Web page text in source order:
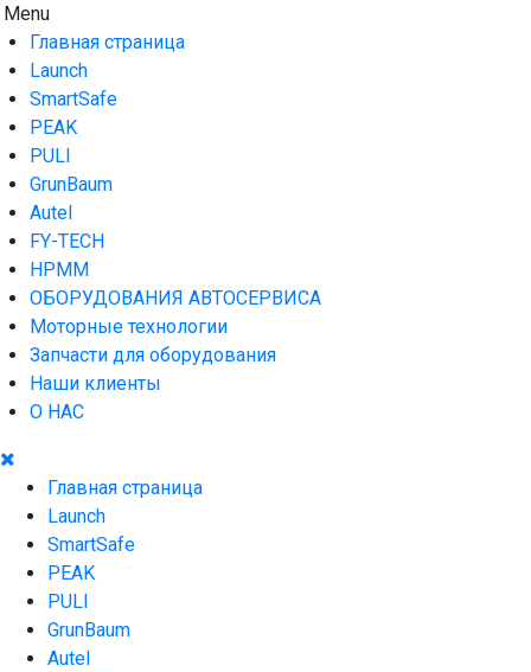
Skip
to
content
AUTO HOUSE
Технологии автосервиса — официальный дистрибьютор
Launch в Армении,Launch Armenia
Menu
Главная страница
Launch
SmartSafe
PEAK
PULI
GrunBaum
Autel
FY-TECH
HPMM
ОБОРУДОВАНИЯ АВТОСЕРВИСА
Моторные технологии
Запчасти для оборудования
Наши клиенты
О НАС
Главная страница
Launch
SmartSafe
PEAK
PULI
GrunBaum
Autel